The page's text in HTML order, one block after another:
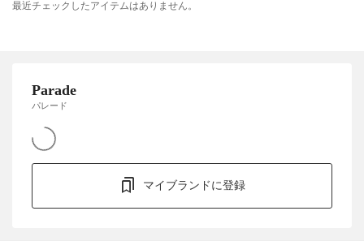
最近チェックしたアイテムはありません。
Parade
パレード
マイブランドに登録